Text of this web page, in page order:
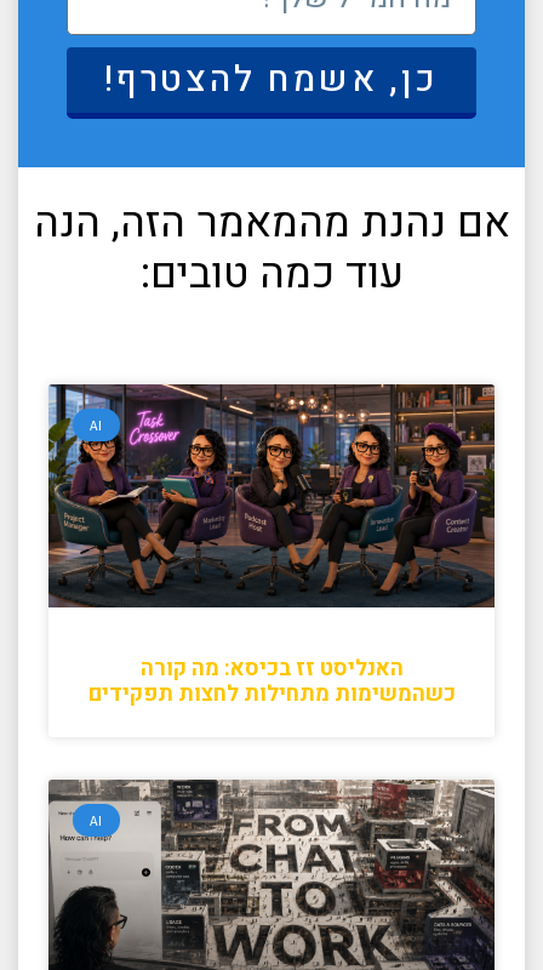
כן, אשמח להצטרף!
אם נהנת מהמאמר הזה, הנה
עוד כמה טובים:
AI
האנליסט זז בכיסא: מה קורה
כשהמשימות מתחילות לחצות תפקידים
AI